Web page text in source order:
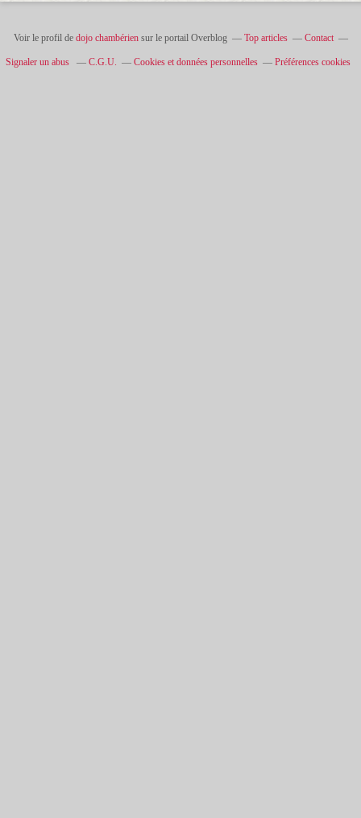
Voir le profil de dojo chambériensur le portail Overblog Top articles Contact
Signaler un abus C.G.U. Cookies et données personnelles Préférences cookies